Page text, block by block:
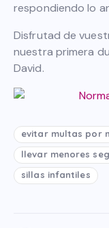
respondiendo lo
Disfrutad de
nuestra primera
David.
evitar multas por
llevar menores
sillas infantiles